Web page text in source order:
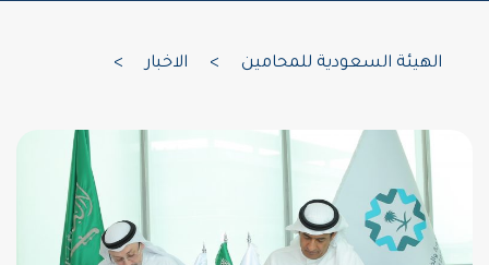
الهيئة السعودية للمحامين الاخبار